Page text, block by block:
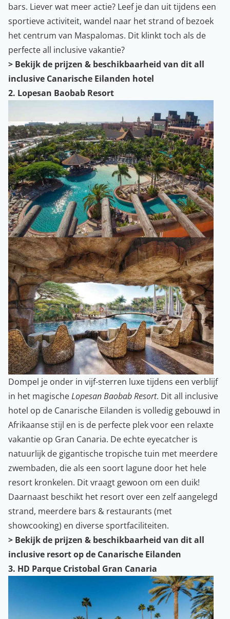
bars. Liever wat meer actie? Leef je dan uit tijdens een
sportieve activiteit, wandel naar het strand of bezoek
het centrum van Maspalomas. Dit klinkt toch als de
perfecte all inclusive vakantie?
> Bekijk de prijzen & beschikbaarheid van dit all
inclusive Canarische Eilanden hotel
2. Lopesan Baobab Resort
Dompel je onder in vijf-sterren luxe tijdens een verblijf
in het magischeLopesan Baobab Resort. Dit all inclusive
hotel op de Canarische Eilanden is volledig gebouwd in
Afrikaanse stijl en is de perfecte plek voor een relaxte
vakantie op Gran Canaria. De echte eyecatcher is
natuurlijk de gigantische tropische tuin met meerdere
zwembaden, die als een soort lagune door het hele
resort kronkelen. Dit vraagt gewoon om een duik!
Daarnaast beschikt het resort over een zelf aangelegd
strand, meerdere bars & restaurants (met
showcooking) en diverse sportfaciliteiten.
> Bekijk de prijzen & beschikbaarheid van dit all
inclusive resort op de Canarische Eilanden
3. HD Parque Cristobal Gran Canaria